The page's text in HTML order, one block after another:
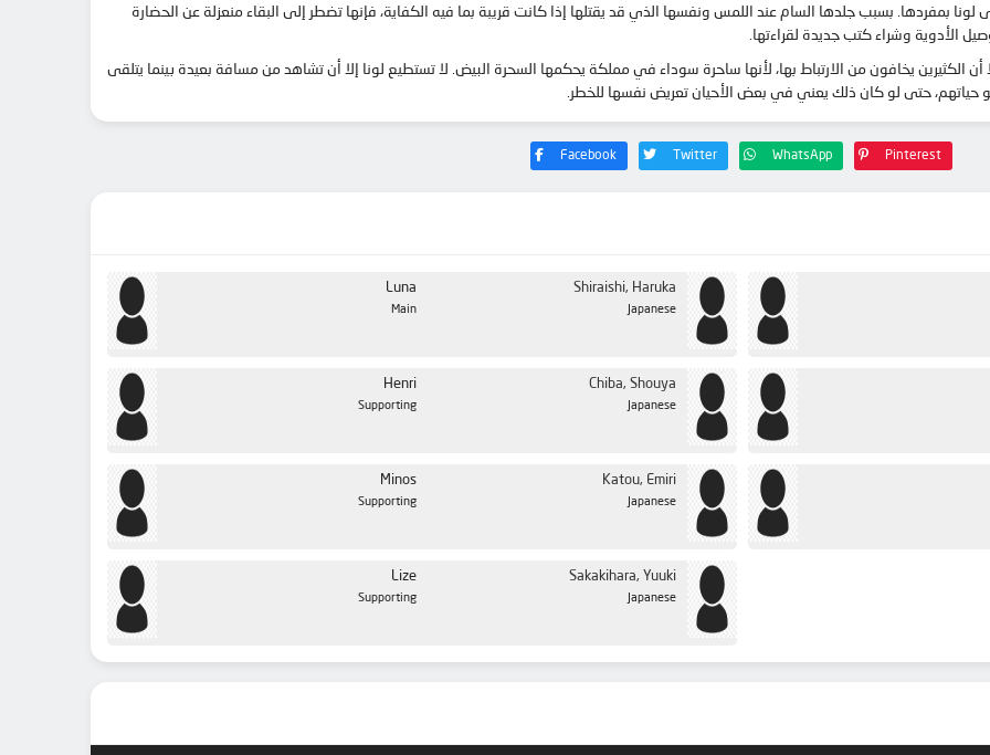
بمفردها. بسبب جلدها السام عند اللمس ونفسها الذي قد يقتلها إذا كانت قريبة بما فيه الكفاية، فإنها تضطر إلى البقاء منعزلة عن الحضارة
الأدوية وشراء كتب جديدة لقراءتها.
الكثيرين يخافون من الارتباط بها، لأنها ساحرة سوداء في مملكة يحكمها السحرة البيض. لا تستطيع لونا إلا أن تشاهد من مسافة بعيدة بينما يتلقى
حياتهم، حتى لو كان ذلك يعني في بعض الأحيان تعريض نفسها للخطر.
Facebook Twitter WhatsApp Pinterest
Luna
Main
Shiraishi, Haruka
Japanese
Henri
Supporting
Chiba, Shouya
Japanese
Minos
Supporting
Katou, Emiri
Japanese
Lize
Supporting
Sakakihara, Yuuki
Japanese